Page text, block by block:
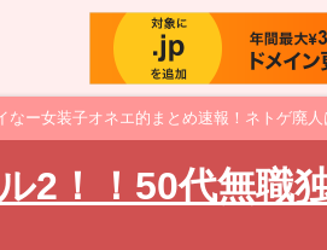
ー女装子オネエ的まとめ速報！ネトゲ廃
2！！50代無職